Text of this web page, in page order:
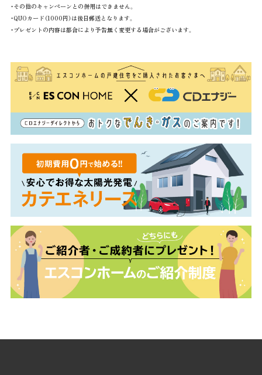
・その他のキャンペーンとの併用はできません。
・QUOカード（1000円）は後日郵送となります。
・プレゼントの内容は都合により予告無く変更する場合がございます。
TOP
ロケーション/アクセス
デザイン